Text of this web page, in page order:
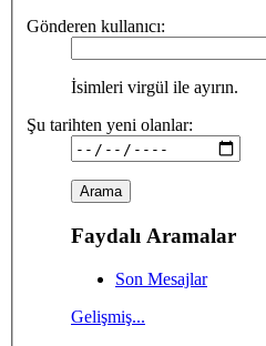
Gönderen kullanıcı:
İsimleri virgül ile ayırın.
Şu tarihten yeni olanlar:
Faydalı Aramalar
Son Mesajlar
Gelişmiş...